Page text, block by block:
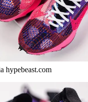
hypebeast.com